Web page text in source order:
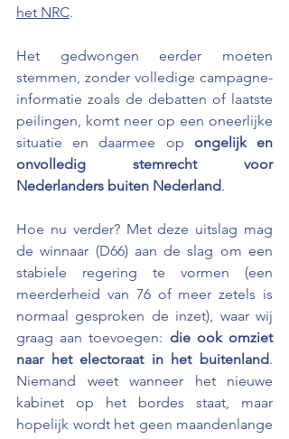
het NRC.
Het gedwongen eerder moeten
stemmen, zonder volledige campagne-
informatie zoals de debatten of laatste
peilingen, komt neer op een oneerlijke
situatie en daarmee op ongelijk en
onvolledig stemrecht voor
Nederlanders buiten Nederland.
Hoe nu verder? Met deze uitslag mag
de winnaar (D66) aan de slag om een
stabiele regering te vormen (een
meerderheid van 76 of meer zetels is
normaal gesproken de inzet), waar wij
graag aan toevoegen: die ook omziet
naar het electoraat in het buitenland.
Niemand weet wanneer het nieuwe
kabinet op het bordes staat, maar
hopelijk wordt het geen maandenlange